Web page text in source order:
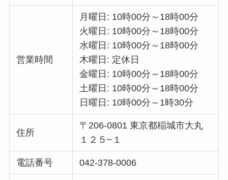
営業時間
月曜日: 10時00分～18時00分
火曜日: 10時00分～18時00分
水曜日: 10時00分～18時00分
木曜日: 定休日
金曜日: 10時00分～18時00分
土曜日: 10時00分～18時00分
日曜日: 10時00分～1時30分
住所
〒206-0801 東京都稲城市大丸
１２５−１
電話番号 042-378-0006